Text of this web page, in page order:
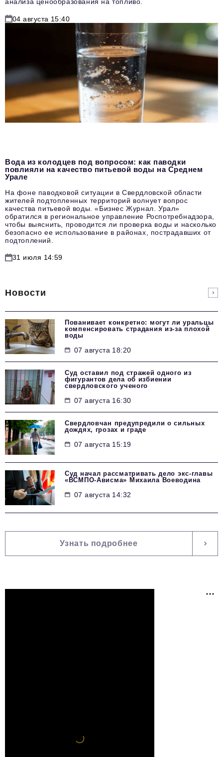
анализа ценообразования на топливо.
04 августа 15:40
Вода из колодцев под вопросом: как паводки
повлияли на качество питьевой воды на Среднем
Урале
На фоне паводковой ситуации в Свердловской области
жителей подтопленных территорий волнует вопрос
качества питьевой воды. «Бизнес Журнал. Урал»
обратился в региональное управление Роспотребнадзора,
чтобы выяснить, проводится ли проверка воды и насколько
безопасно ее использование в районах, пострадавших от
подтоплений.
31 июля 14:59
Новости
Пованивает конкретно: могут ли уральцы
компенсировать страдания из-за плохой
воды
07 августа 18:20
Суд оставил под стражей одного из
фигурантов дела об избиении
свердловского ученого
07 августа 16:30
Свердловчан предупредили о сильных
дождях, грозах и граде
07 августа 15:19
Суд начал рассматривать дело экс-главы
«ВСМПО-Ависма» Михаила Воеводина
07 августа 14:32
Узнать подробнее